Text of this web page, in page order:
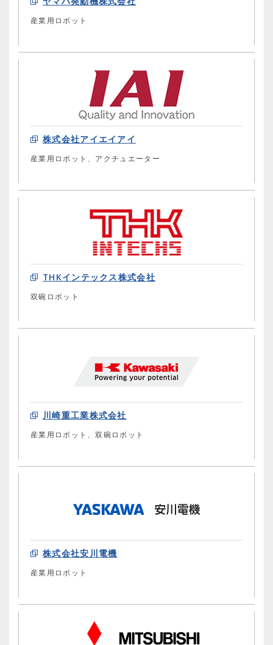
産業用ロボット
株式会社アイエイアイ
産業用ロボット、アクチュエーター
THKインテックス株式会社
双碗ロボット
川崎重工業株式会社
産業用ロボット、双碗ロボット
株式会社安川電機
産業用ロボット